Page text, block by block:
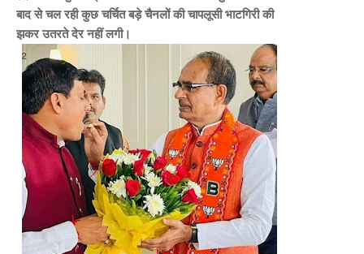
बाद से चल रही कुछ चर्चित बड़े चैनलों की चापलूसी भाटगिरी की
झकर उतरते देर नहीं लगी।